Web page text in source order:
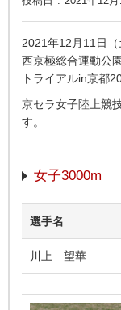
2021年12月11日
西京極総合運動公
トライアルin京都
京セラ女子陸上競
す。
女子3000m
選手名
川上 望華